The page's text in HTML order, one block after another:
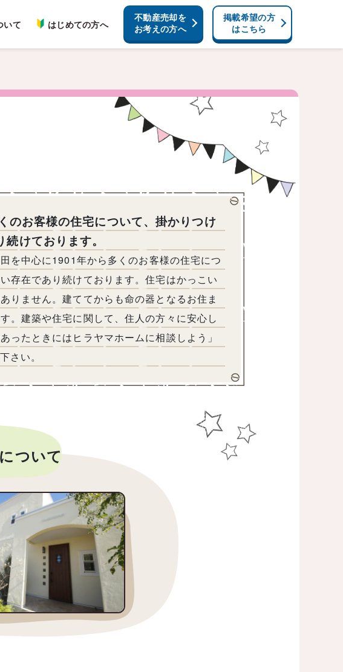
いて はじめての方へ
不動産売却を
お考えの方へ
掲載希望の方
はこちら
のお客様の住宅について、掛かりつけ
けております。
を中心に1901年から多くのお客様の住宅につ
存在であり続けております。住宅はかっこい
りません。建ててからも命の器となるお住ま
。建築や住宅に関して、住人の方々に安心し
ったときにはヒラヤマホームに相談しよう」
さい。
ついて